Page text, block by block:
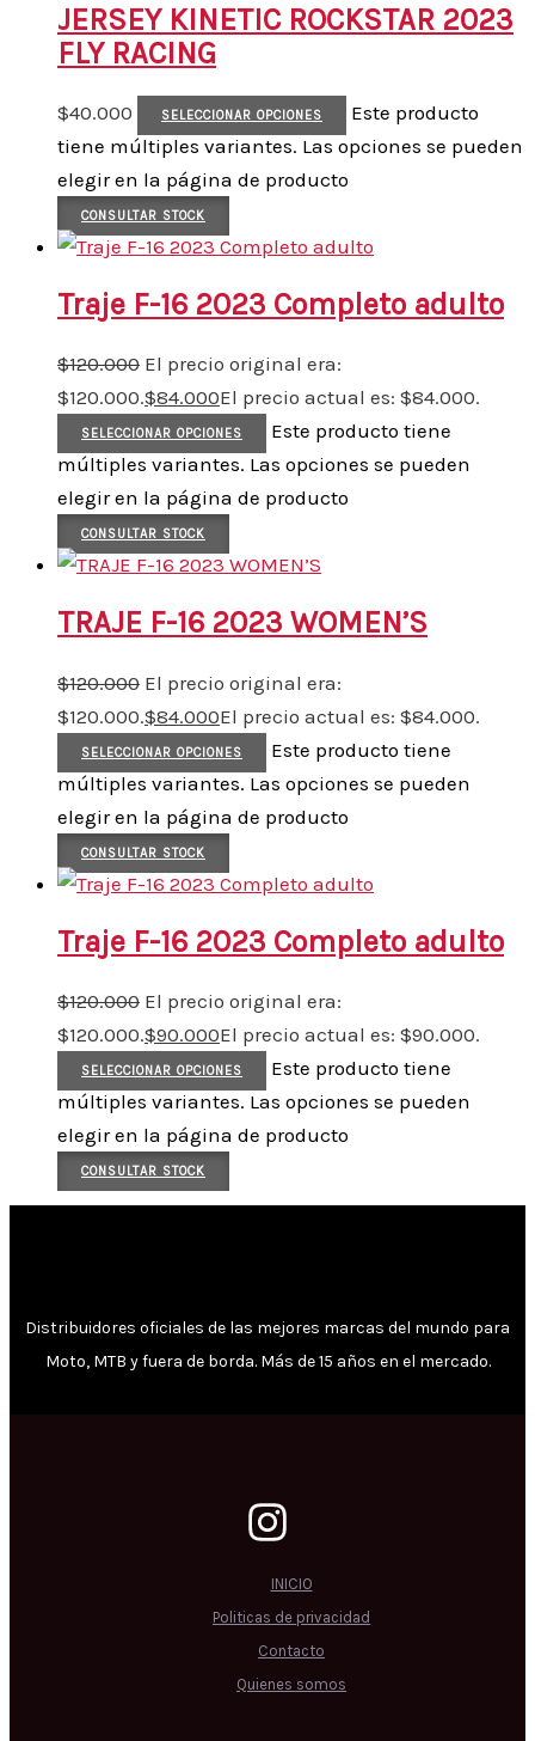
JERSEY KINETIC ROCKSTAR 2023
FLY RACING
$40.000 SELECCIONAR OPCIONES
Este producto
tiene múltiples variantes. Las opciones se pueden
elegir en la página de producto
CONSULTAR STOCK
Traje F-16 2023 Completo adulto
$120.000 El precio original era:
$120.000.$84.000El precio actual es: $84.000.
SELECCIONAR OPCIONES
Este producto tiene
múltiples variantes. Las opciones se pueden
elegir en la página de producto
CONSULTAR STOCK
TRAJE F-16 2023 WOMEN’S
$120.000 El precio original era:
$120.000.$84.000El precio actual es: $84.000.
SELECCIONAR OPCIONES
Este producto tiene
múltiples variantes. Las opciones se pueden
elegir en la página de producto
CONSULTAR STOCK
Traje F-16 2023 Completo adulto
$120.000 El precio original era:
$120.000.$90.000El precio actual es: $90.000.
SELECCIONAR OPCIONES
Este producto tiene
múltiples variantes. Las opciones se pueden
elegir en la página de producto
CONSULTAR STOCK
Distribuidores oficiales de las mejores marcas del mundo para
Moto, MTB y fuera de borda. Más de 15 años en el mercado.
INICIO
Politicas de privacidad
Contacto
Quienes somos